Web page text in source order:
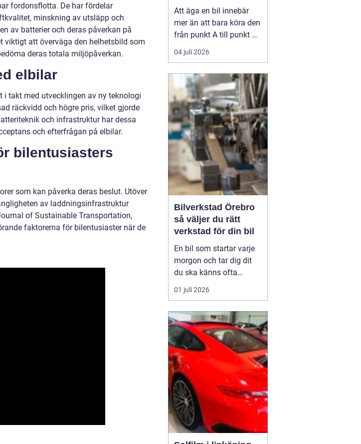
fordonsflotta. De har fördelar
minskning av utsläpp och
av batterier och deras påverkan på
att överväga den helhetsbild som
deras totala miljöpåverkan.
elbilar
i takt med utvecklingen av ny teknologi
räckvidd och högre pris, vilket gjorde
och infrastruktur har dessa
och efterfrågan på elbilar.
bilentusiasters
som kan påverka deras beslut. Utöver
av laddningsinfrastruktur
of Sustainable Transportation,
faktorerna för bilentusiaster när de
Att äga en bil innebär
mer än att bara köra den
från punkt A till punkt B.
Det handlar om
underhåll och service för
långsiktiga prestanda
och värde. För Dacia-ä...
04 juli 2026
Bilverkstad Örebro
så väljer du rätt
verkstad för din bil
En bil som startar varje
morgon och tar dig dit
du ska känns ofta
självklar. Men bakom
varje problemfri körning
service, noggrann
felsökning och ibland
snabba reparationer. För
bilägare i Örebro blir
valet av verkstad därför
en vik...
01 juli 2026